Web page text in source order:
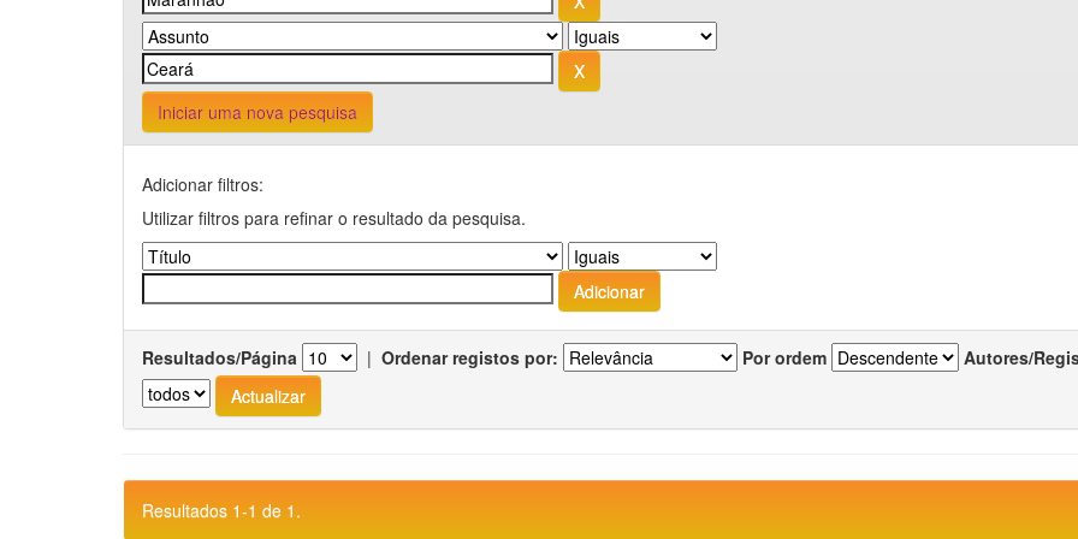
Iniciar uma nova pesquisa
Adicionar filtros:
Utilizar filtros para refinar o resultado da pesquisa.
Resultados/Página | Ordenar registos por: Por ordem Autores/
Resultados 1-1 de 1.